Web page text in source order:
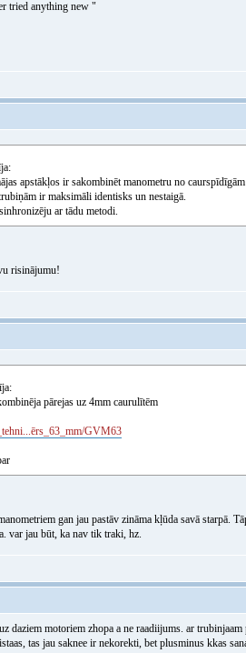
tried anything new "
apstākļos ir sakombinēt manometru no
ir maksimāli identisks un nestaigā.
ar tādu metodi.
risinājumu!
pārejas uz 4mm caurulītēm
GVM63
gan jau pastāv zināma kļūda savā starpā.
var jau būt, ka nav tik traki, hz.
daziem motoriem zhopa a ne raadiijums. ar
tas jau saknee ir nekorekti, bet plusminus kkas